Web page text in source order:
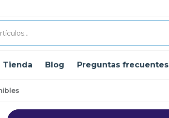
Tienda Blog Preguntas frecuentes